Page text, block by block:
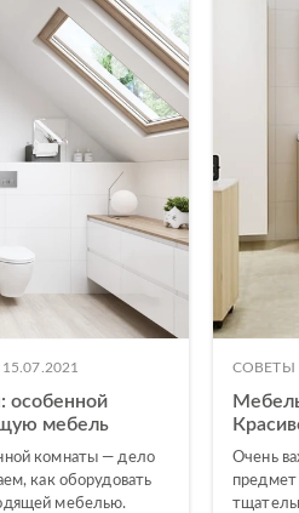
15.07.2021
особенной
мебель
комнаты — дело
как оборудовать
мебелью.
СОВЕТЫ
Очень
предмет